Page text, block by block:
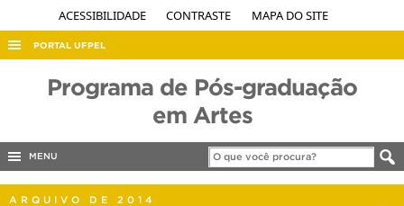
ACESSIBILIDADE CONTRASTE MAPA DO SITE
PORTAL UFPEL
EDITAIS
Programa de Pós-graduação
em Artes
MENU
ARQUIVO DE 2014